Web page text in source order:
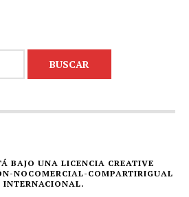
BAJO UNA LICENCIA CREATIVE
NOCOMERCIAL-COMPARTIRIGUAL
INTERNACIONAL.